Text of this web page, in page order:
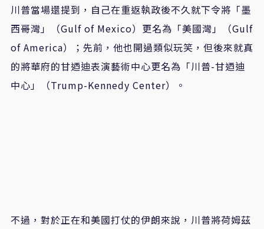
川普當場還提到，自己在重返執政後不久就下令將「墨
西哥灣」（Gulf of Mexico）更名為「美國灣」（Gulf
of America）；先前，他也開過類似玩笑，但後來就真
的將華府的甘迺迪表演藝術中心更名為「川普-甘迺迪
中心」（Trump-Kennedy Center）。
不過，對於正在和美國打仗的伊朗來說，川普將荷姆茲